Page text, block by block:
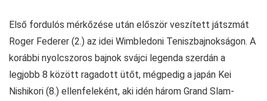
Első fordulós mérkőzése után először veszített játszmát
Roger Federer (2.) az idei Wimbledoni Teniszbajnokságon. A
korábbi nyolcszoros bajnok svájci legenda szerdán a
legjobb 8 között ragadott ütőt, mégpedig a japán Kei
Nishikori (8.) ellenfeleként, aki idén három Grand Slam-